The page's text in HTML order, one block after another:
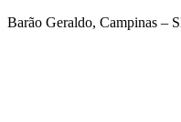
Barão Geraldo, Campinas –